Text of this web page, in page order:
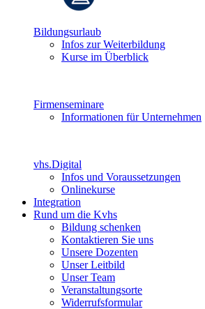
Bildungsurlaub
Infos zur Weiterbildung
Kurse im Überblick
Firmenseminare
Informationen für Unternehmen
vhs.Digital
Infos und Voraussetzungen
Onlinekurse
Integration
Rund um die Kvhs
Bildung schenken
Kontaktieren Sie uns
Unsere Dozenten
Unser Leitbild
Unser Team
Veranstaltungsorte
Widerrufsformular